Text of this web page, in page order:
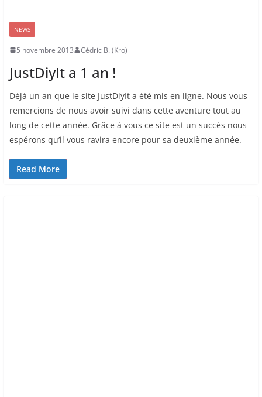
NEWS
5 novembre 2013 Cédric B. (Kro)
JustDiyIt a 1 an !
Déjà un an que le site JustDiyIt a été mis en ligne. Nous vous
remercions de nous avoir suivi dans cette aventure tout au
long de cette année. Grâce à vous ce site est un succès nous
espérons qu’il vous ravira encore pour sa deuxième année.
Read More